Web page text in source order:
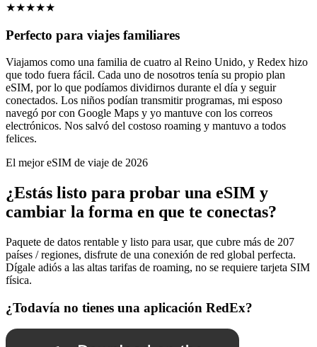
★★★★★
Perfecto para viajes familiares
Viajamos como una familia de cuatro al Reino Unido, y Redex hizo
que todo fuera fácil. Cada uno de nosotros tenía su propio plan
eSIM, por lo que podíamos dividirnos durante el día y seguir
conectados. Los niños podían transmitir programas, mi esposo
navegó por con Google Maps y yo mantuve con los correos
electrónicos. Nos salvó del costoso roaming y mantuvo a todos
felices.
El mejor eSIM de viaje de 2026
¿Estás listo para probar una eSIM y
cambiar la forma en que te conectas?
Paquete de datos rentable y listo para usar, que cubre más de 207
países / regiones, disfrute de una conexión de red global perfecta.
Dígale adiós a las altas tarifas de roaming, no se requiere tarjeta SIM
física.
¿Todavía no tienes una aplicación RedEx?